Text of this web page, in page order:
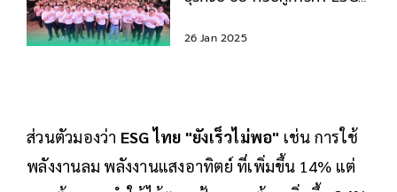
26 Jan 2025
ส่วนตัวมองว่า ESG ไทย "ยังเร็วไม่พอ" เช่น การใช้
พลังงานลม พลังงานแสงอาทิตย์ ที่เพิ่มขึ้น 14% แต่